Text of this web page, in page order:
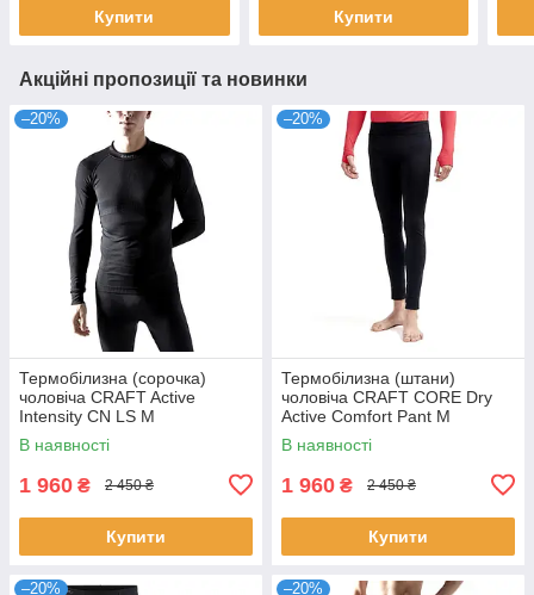
Купити Купити
Акційні пропозиції та новинки
–20%
Термобілизна (сорочка)
чоловіча CRAFT Active
Intensity CN LS M
В наявності
1 960 ₴ 2 450 ₴
Купити
–20%
Термобілизна (штани)
чоловіча CRAFT CORE Dry
Active Comfort Pant M
В наявності
1 960 ₴ 2 450 ₴
Купити
–20% –20%